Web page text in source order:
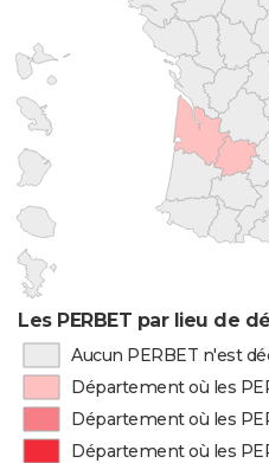
Les PERBET par lieu de
Aucun PERBET n'est
Département où les
Département où les
Département où les